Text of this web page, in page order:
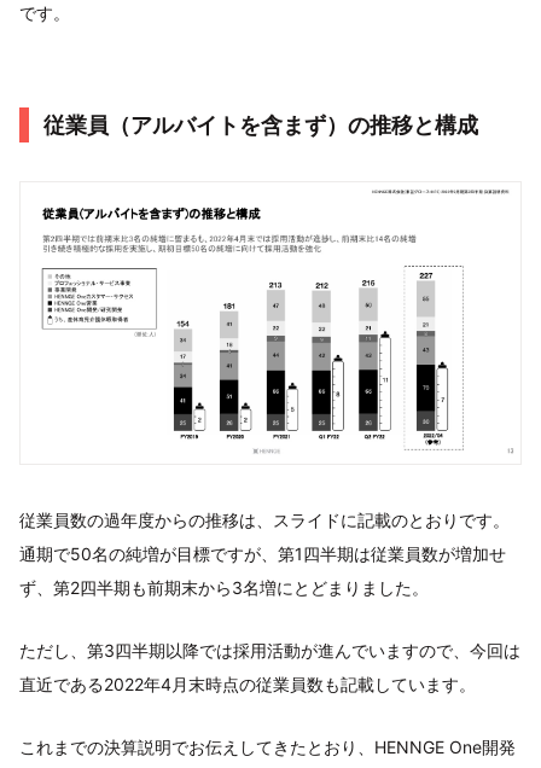
です。
従業員（アルバイトを含まず）の推移と構成
従業員数の過年度からの推移は、スライドに記載のとおりです。
通期で50名の純増が目標ですが、第1四半期は従業員数が増加せ
ず、第2四半期も前期末から3名増にとどまりました。
ただし、第3四半期以降では採用活動が進んでいますので、今回は
直近である2022年4月末時点の従業員数も記載しています。
これまでの決算説明でお伝えしてきたとおり、HENNGE One開発